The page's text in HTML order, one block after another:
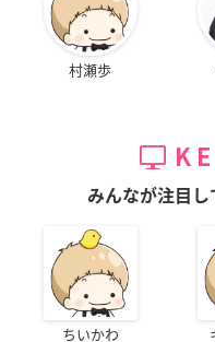
村瀬歩
みんなが注目し
ちいかわ